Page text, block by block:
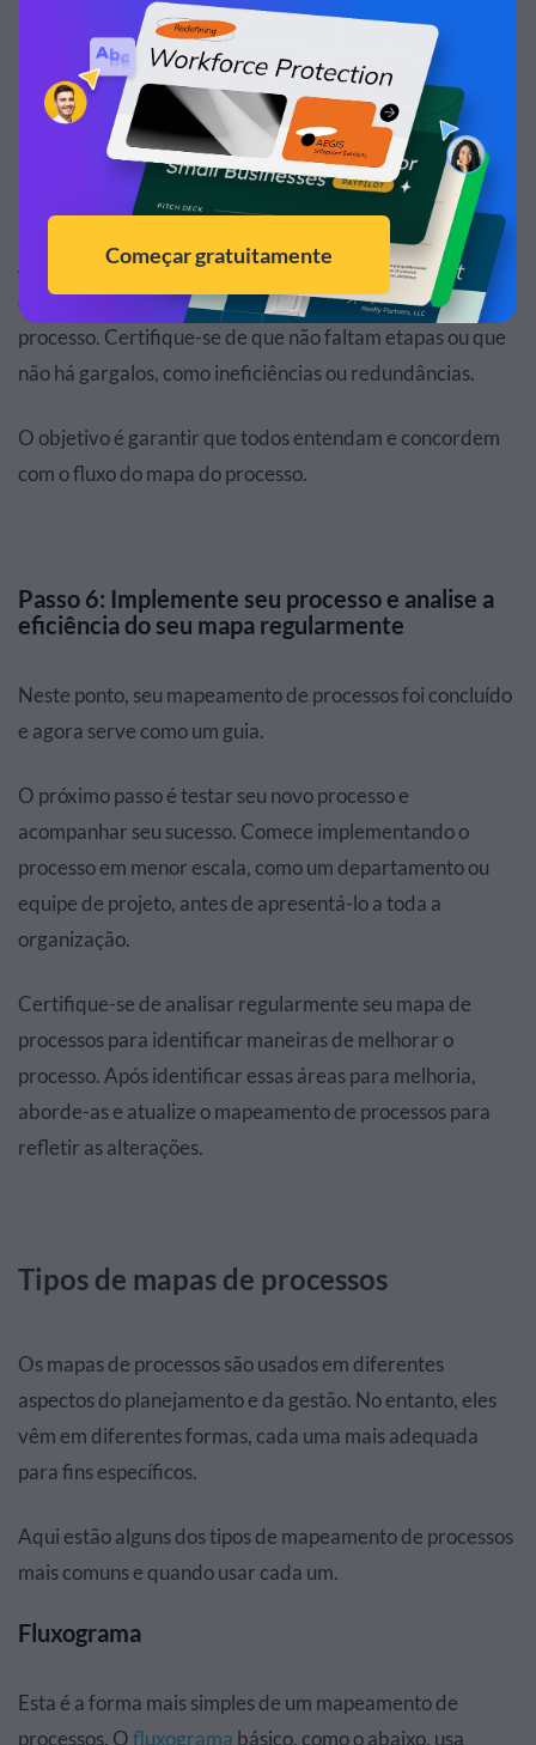
Leia nosso guia para saber mais sobre o
símbolosem mapeamentos de processos.
Etapa 5: Revise e finalize seu mapa de
Após desenhar seu mapa de processos, revise-o com sua
equipe e outras partes interessadas envolvidas no
processo. Certifique-se de que não faltam etapas ou que
não há gargalos, como ineficiências ou redundâncias.
O objetivo é garantir que todos entendam e concordem
com o fluxo do mapa do processo.
Passo 6: Implemente seu processo e analise a
eficiência do seu mapa regularmente
Neste ponto, seu mapeamento de processos foi concluído
e agora serve como um guia.
O próximo passo é testar seu novo processo e
acompanhar seu sucesso. Comece implementando o
processo em menor escala, como um departamento ou
equipe de projeto, antes de apresentá-lo a toda a
organização.
Certifique-se de analisar regularmente seu mapa de
processos para identificar maneiras de melhorar o
processo. Após identificar essas áreas para melhoria,
aborde-as e atualize o mapeamento de processos para
refletir as alterações.
Tipos de mapas de processos
Os mapas de processos são usados em diferentes
aspectos do planejamento e da gestão. No entanto, eles
vêm em diferentes formas, cada uma mais adequada
para fins específicos.
Aqui estão alguns dos tipos de mapeamento de processos
mais comuns e quando usar cada um.
Fluxograma
Esta é a forma mais simples de um mapeamento de
processos. Ofluxograma básico, como o abaixo, usa